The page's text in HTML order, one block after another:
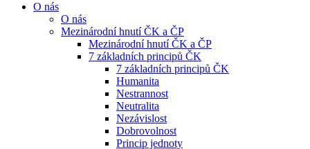
O nás
O nás
Mezinárodní hnutí ČK a ČP
Mezinárodní hnutí ČK a ČP
7 základních principů ČK
7 základních principů ČK
Humanita
Nestrannost
Neutralita
Nezávislost
Dobrovolnost
Princip jednoty